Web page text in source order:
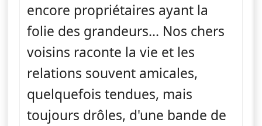
encore propriétaires ayant la
folie des grandeurs... Nos chers
voisins raconte la vie et les
relations souvent amicales,
quelquefois tendues, mais
toujours drôles, d'une bande de